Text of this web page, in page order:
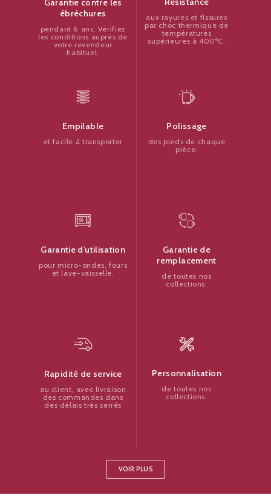
Garantie contre les
ébréchures
pendant 6 ans. Vérifiez
les conditions auprès de
votre revendeur
habituel.
aux rayures et fissures
par choc thermique de
températures
supérieures à 400ºC.
Empilable
et facile à transporter
Polissage
des pieds de chaque
pièce.
Garantie d’utilisation
pour micro-ondes, fours
et lave-vaisselle.
Garantie de
remplacement
de toutes nos
collections.
Rapidité de service
au client, avec livraison
des commandes dans
des délais très serrés
Personnalisation
de toutes nos
collections.
VOIR PLUS